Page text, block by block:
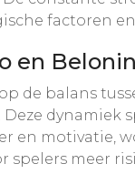
factoren
en
op de balans
Deze
en motivatie,
spelers meer